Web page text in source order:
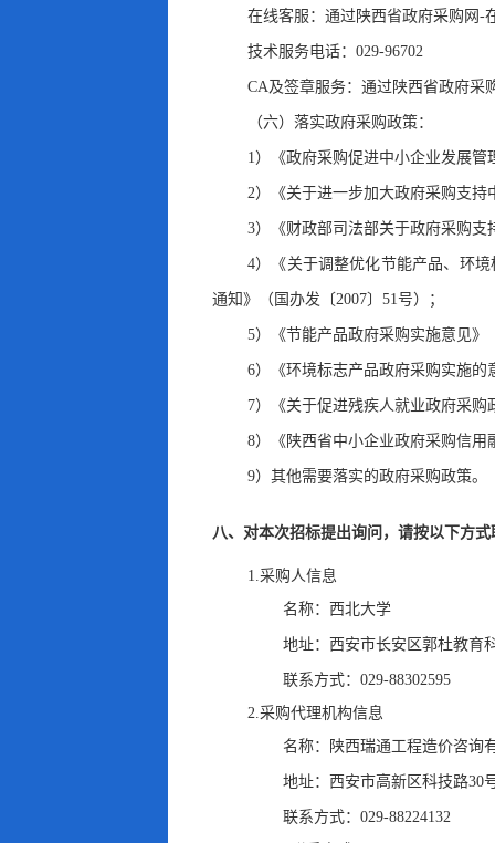
在线客服：通过陕西省政府采购网-
技术服务电话：029-96702
CA及签章服务：通过陕西省政府采
（六）落实政府采购政策：
1）《政府采购促进中小企业发展管
2）《关于进一步加大政府采购支持
3）《财政部司法部关于政府采购支
4）《关于调整优化节能产品、环
通知》（国办发〔2007〕51号） ；
5）《节能产品政府采购实施意见》
6）《环境标志产品政府采购实施的
7）《关于促进残疾人就业政府采购
8）《陕西省中小企业政府采购信用
9）其他需要落实的政府采购政策。
八、对本次招标提出询问 ， 请按以下方式
1.采购人信息
名称： 西北大学
地址： 西安市长安区郭杜教育
联系方式： 029-88302595
2.采购代理机构信息
名称：
陕西瑞通工程造价咨询
地址： 西安市高新区科技路30
联系方式： 029-88224132